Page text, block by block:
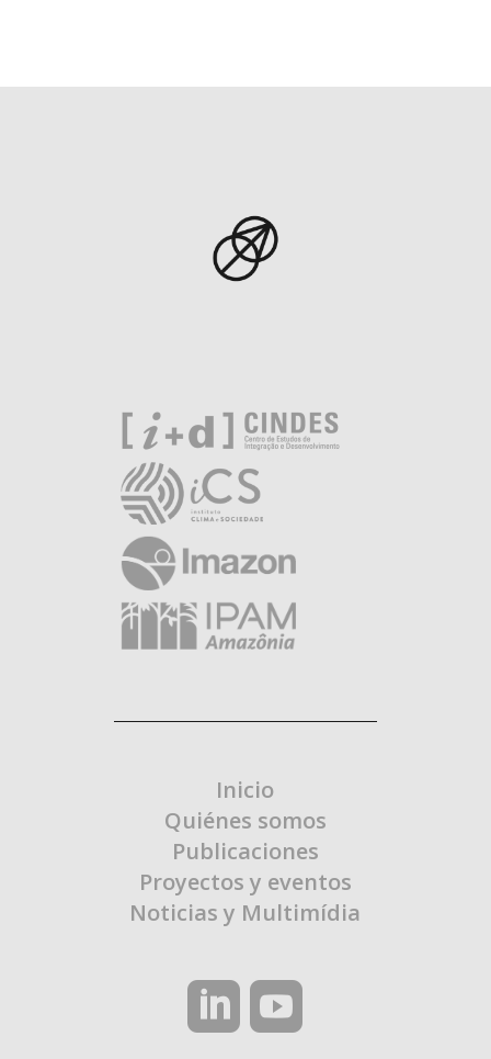
Inicio
Quiénes somos
Publicaciones
Proyectos y eventos
Noticias y Multimídia